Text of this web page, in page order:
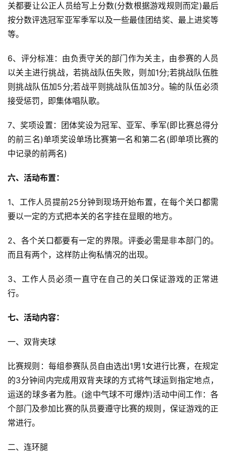
关都要让公正人员给写上分数(分数根据游戏规则而定)最后
按分数评选冠军亚军季军以及一些最佳团结奖、最上进奖等
等。
6、评分标准：由负责守关的部门作为关主，由参赛的人员
以关主进行挑战，若挑战队伍失败，则加1分;若挑战队伍胜
则挑战队伍加5分;若战平则挑战队伍加3分。输的队伍必须
接受惩罚，即集体唱队歌。
7、奖项设置：团体奖设为冠军、亚军、季军(即比赛总得分
的前三名)单项奖设单场比赛第一名和第二名(即单项比赛的
中记录的前两名)
六、活动布置：
1、工作人员提前25分钟到现场开始布置，在每个关口都需
要以一定的方式把本关的名字挂在显眼的地方。
2、各个关口都要有一定的界限。评委必需是非本部门的。
而且有两个，这样防止徇私情况的出现。
3、工作人员必须一直守在自己的关口保证游戏的正常进
行。
七、活动内容：
一、双背夹球
比赛规则：每组参赛队员自由选出1男1女进行比赛，在规定
的3分钟间内完成用双背夹球的方式将气球运到指定地点，
运送的球多者为胜。(途中气球不可爆炸)活动中间工作：各
个部门及参加比赛的队员要遵守比赛的规则，保证游戏的正
常进行。
二、连环腿